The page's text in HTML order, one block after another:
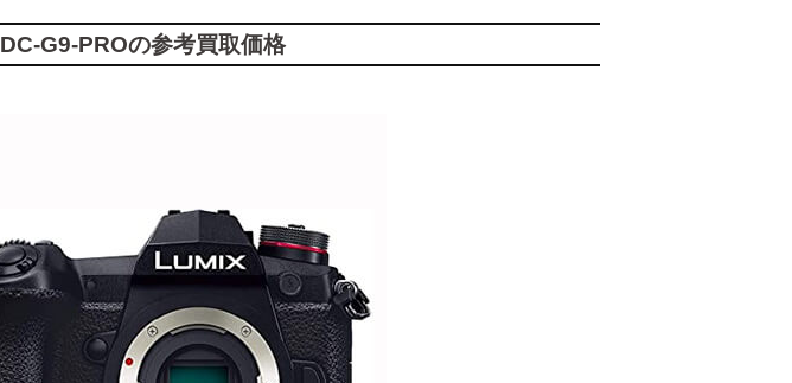
DC-G9-PROの参考買取価格